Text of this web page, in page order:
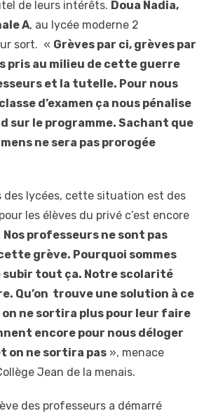
de leurs intérêts. Doua Nadia,
A, au lycée moderne 2
sort. « Grèves par ci, grèves par
pris au milieu de cette guerre
et la tutelle. Pour nous
d’examen ça nous pénalise
sur le programme. Sachant que
ne sera pas prorogée
des lycées, cette situation est des
les élèves du privé c’est encore
Nos professeurs ne sont pas
grève. Pourquoi sommes
subir tout ça. Notre scolarité
Qu’on trouve une solution à ce
on ne sortira plus pour leur faire
encore pour nous déloger
on ne sortira pas », menace
Jean de la menais.
des professeurs a démarré